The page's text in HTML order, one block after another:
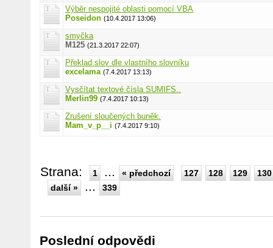
Výběr nespojité oblasti pomocí VBA
Poseidon (10.4.2017 13:06)
smyčka
M125 (21.3.2017 22:07)
Překlad slov dle vlastního slovníku
excelama (7.4.2017 13:13)
Vysčítat textové čísla SUMIFS..
Merlin99 (7.4.2017 10:13)
Zrušení sloučených buněk.
Mam_v_p__i (7.4.2017 9:10)
Strana: 1 ... « předchozí 127 128 129
130
další »
... 339
Poslední odpovědi